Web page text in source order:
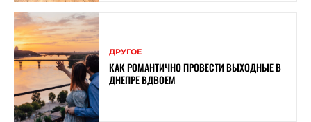
ДРУГОЕ
КАК РОМАНТИЧНО ПРОВЕСТИ ВЫХОДНЫЕ В
ДНЕПРЕ ВДВОЕМ